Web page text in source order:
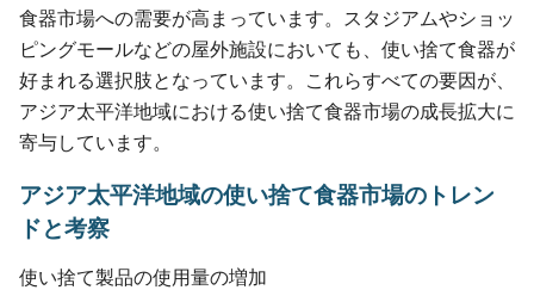
食器市場への需要が高まっています。スタジアムやショッ
ピングモールなどの屋外施設においても、使い捨て食器が
好まれる選択肢となっています。これらすべての要因が、
アジア太平洋地域における使い捨て食器市場の成長拡大に
寄与しています。
アジア太平洋地域の使い捨て食器市場のトレン
ドと考察
使い捨て製品の使用量の増加